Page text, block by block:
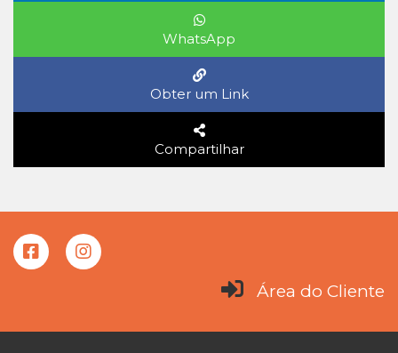
WhatsApp
Obter um Link
Compartilhar
Área do Cliente